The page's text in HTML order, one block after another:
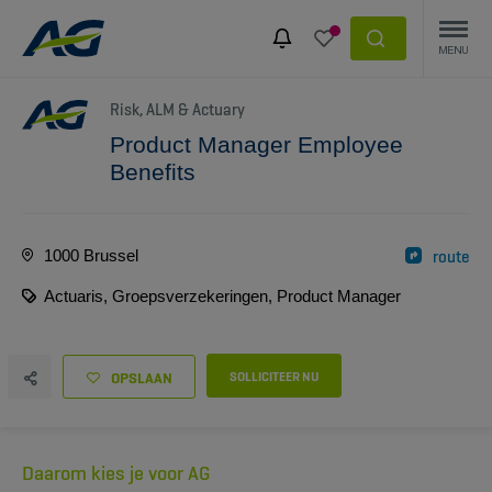
Risk, ALM & Actuary
Product Manager Employee
Benefits
OPSLAAN SOLLICITEER NU
1000 Brussel route
Actuaris, Groepsverzekeringen, Product Manager
Daarom kies je voor AG